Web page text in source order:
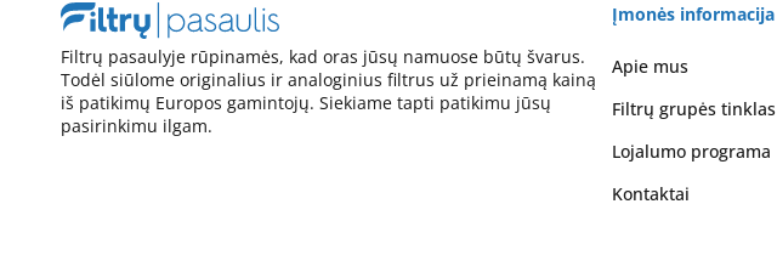
Filtrų pasaulyje rūpinamės, kad oras jūsų namuose būtų švarus.
Todėl siūlome originalius ir analoginius filtrus už prieinamą kainą
iš patikimų Europos gamintojų. Siekiame tapti patikimu jūsų
pasirinkimu ilgam.
Įmonės informacija
Apie mus
Filtrų grupės tinklas
Lojalumo programa
Kontaktai